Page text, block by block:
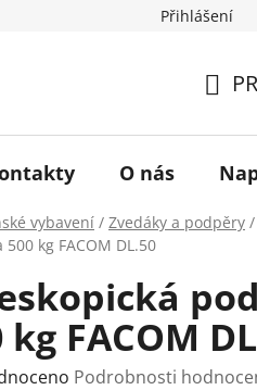
Historie
Přihlášení
O nás
vybavení / Zvedáky a podpěry /
kg FACOM DL.50
kg FACOM
Podrobnosti